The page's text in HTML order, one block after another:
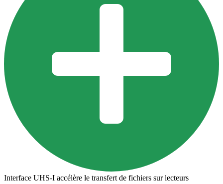
Interface UHS-I accélère le transfert de fichiers sur lecteurs